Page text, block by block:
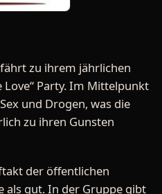
zu ihrem jährlichen
Love“ Party. Im Mittelpunkt
und Drogen, was die
zu ihren Gunsten
der öffentlichen
als gut. In der Gruppe gibt